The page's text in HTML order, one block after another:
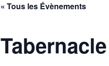
« Tous les Évènements